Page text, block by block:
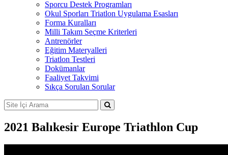
Sporcu Destek Programları
Okul Sporları Triatlon Uygulama Esasları
Forma Kuralları
Milli Takım Seçme Kriterleri
Antrenörler
Eğitim Materyalleri
Triatlon Testleri
Dokümanlar
Faaliyet Takvimi
Sıkça Sorulan Sorular
2021 Balıkesir Europe Triathlon Cup